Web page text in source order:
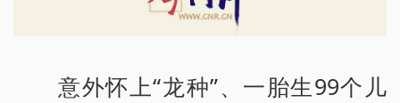
意外怀上“龙种”、一胎生99个儿